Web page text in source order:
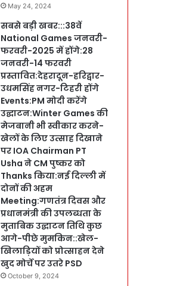
May 24, 2024
सबसे बड़ी खबर:::38वें
National Games जनवरी-
फरवरी-2025 में होंगे:28
जनवरी-14 फरवरी
प्रस्तावित:देहरादून-हरिद्वार-
उधमसिंह नगर-टिहरी होंगे
Events:PM मोदी करेंगे
उद्घाटन:Winter Games की
मेजबानी भी स्वीकार करने-
खेलों के लिए उत्साह दिखाने
पर IOA Chairman PT
Usha ने CM पुष्कर को
Thanks किया:नई दिल्ली में
दोनों की अहम
Meeting:गणतंत्र दिवस और
प्रधानमंत्री की उपलब्धता के
मुताबिक उद्घाटन तिथि कुछ
आगे-पीछे मुमकिन::खेल-
खिलाड़ियों को प्रोत्साहन देने
खुद मोर्चे पर उतरे PSD
October 9, 2024